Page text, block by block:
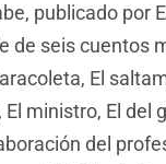
publicado por
de seis cuentos
El
ministro, El del
del